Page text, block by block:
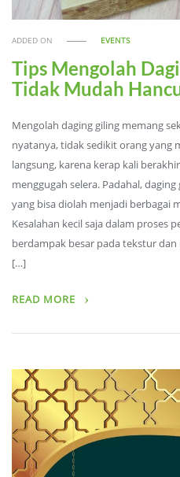
ADDED ON EVENTS
Tips Mengolah
Tidak Mudah
Mengolah daging giling memang
nyatanya, tidak sedikit orang yang
langsung, karena kerap kali
menggugah selera. Padahal,
yang bisa diolah menjadi berbagai
Kesalahan kecil saja dalam proses
berdampak besar pada tekstur
[…]
READ MORE